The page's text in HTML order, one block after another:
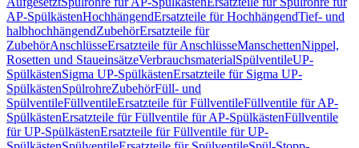
AP-SpülkästenHochhängendErsatzteile für HochhängendTief- und
halbhochhängendZubehörErsatzteile für
ZubehörAnschlüsseErsatzteile für AnschlüsseManschettenNippel,
Rosetten und StaueinsätzeVerbrauchsmaterialSpülventileUP-
SpülkästenSigma UP-SpülkästenErsatzteile für Sigma UP-
SpülkästenSpülrohreZubehörFüll- und
SpülventileFüllventileErsatzteile für FüllventileFüllventile für AP-
SpülkästenErsatzteile für Füllventile für AP-SpülkästenFüllventile
für UP-SpülkästenErsatzteile für Füllventile für UP-